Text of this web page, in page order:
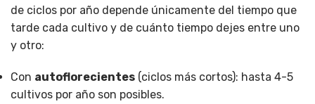
de ciclos por año depende únicamente del tiempo que
tarde cada cultivo y de cuánto tiempo dejes entre uno
y otro:
Con autoflorecientes (ciclos más cortos): hasta 4-5
cultivos por año son posibles.